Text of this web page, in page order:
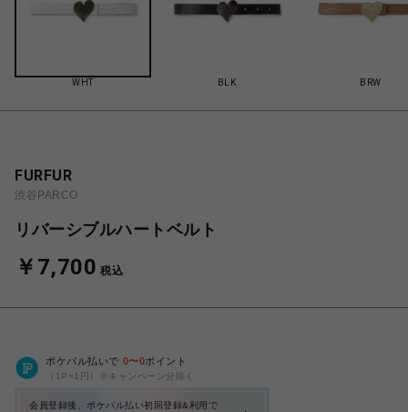
WHT BLK BRW
FURFUR
渋谷PARCO
リバーシブルハートベルト
￥7,700 税込
ポケパル払いで 0〜0ポイント
（1P=1円）※キャンペーン分除く
会員登録後、ポケパル払い初回登録&利用で